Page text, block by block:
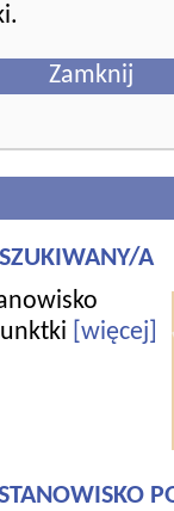
Zamknij
A
[więcej]